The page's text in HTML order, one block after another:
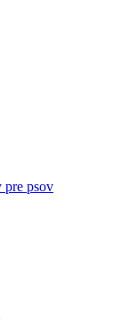
pre psov